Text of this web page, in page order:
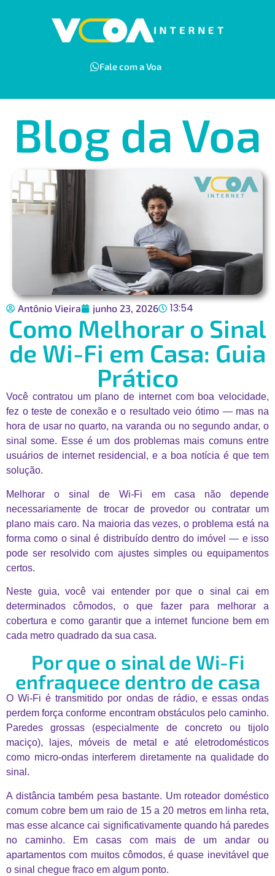
Fale com a Voa
Blog da Voa
Antônio Vieira junho 23, 2026 13:54
Como Melhorar o Sinal
de Wi-Fi em Casa: Guia
Prático
Você contratou um plano de internet com boa velocidade,
fez o teste de conexão e o resultado veio ótimo — mas na
hora de usar no quarto, na varanda ou no segundo andar, o
sinal some. Esse é um dos problemas mais comuns entre
usuários de internet residencial, e a boa notícia é que tem
solução.
Melhorar o sinal de Wi-Fi em casa não depende
necessariamente de trocar de provedor ou contratar um
plano mais caro. Na maioria das vezes, o problema está na
forma como o sinal é distribuído dentro do imóvel — e isso
pode ser resolvido com ajustes simples ou equipamentos
certos.
Neste guia, você vai entender por que o sinal cai em
determinados cômodos, o que fazer para melhorar a
cobertura e como garantir que a internet funcione bem em
cada metro quadrado da sua casa.
Por que o sinal de Wi-Fi
enfraquece dentro de casa
O Wi-Fi é transmitido por ondas de rádio, e essas ondas
perdem força conforme encontram obstáculos pelo caminho.
Paredes grossas (especialmente de concreto ou tijolo
maciço), lajes, móveis de metal e até eletrodomésticos
como micro-ondas interferem diretamente na qualidade do
sinal.
A distância também pesa bastante. Um roteador doméstico
comum cobre bem um raio de 15 a 20 metros em linha reta,
mas esse alcance cai significativamente quando há paredes
no caminho. Em casas com mais de um andar ou
apartamentos com muitos cômodos, é quase inevitável que
o sinal chegue fraco em algum ponto.